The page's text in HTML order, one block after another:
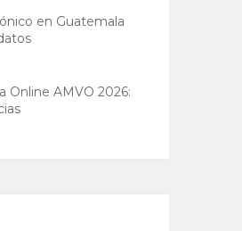
en Guatemala
Online AMVO 2026: